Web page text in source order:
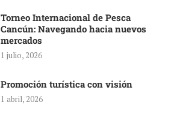
Torneo Internacional de Pesca
Cancún: Navegando hacia nuevos
mercados
1 julio, 2026
Promoción turística con visión
1 abril, 2026